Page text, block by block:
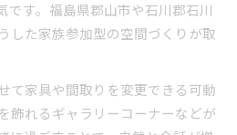
です。福島県郡山市や石川郡石川
した家族参加型の空間づくりが取
て家具や間取りを変更できる可動
飾れるギャラリーコーナーなどが